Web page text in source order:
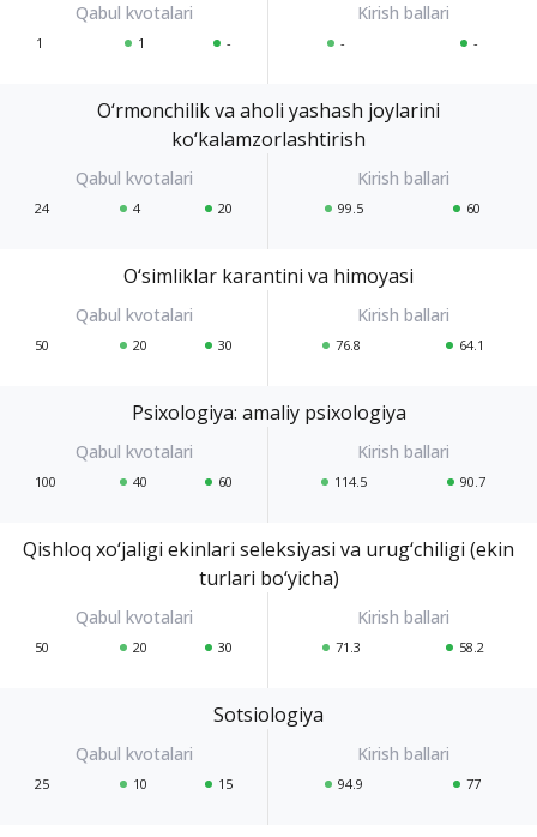
1 1 - - -
O‘rmonchilik va aholi yashash joylarini
ko‘kalamzorlashtirish
24 4 20 99.5 60
O‘simliklar karantini va himoyasi
50 20 30 76.8 64.1
Psixologiya: amaliy psixologiya
100 40 60 114.5 90.7
Qishloq xo‘jaligi ekinlari seleksiyasi va urug‘chiligi (ekin
turlari bo‘yicha)
50 20 30 71.3 58.2
Sotsiologiya
25 10 15 94.9 77